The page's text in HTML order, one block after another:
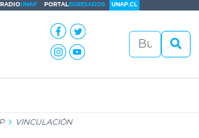
RADIOUNAP PORTALEGRESADOS UNAP.CL
VINCULACIÓN